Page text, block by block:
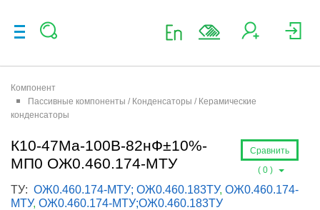
Компонент
Пассивные компоненты / Конденсаторы / Керамические
конденсаторы
К10-47Ма-100В-82нФ±10%-
МП0 ОЖ0.460.174-МТУ
Сравнить
( 0 )
ТУ: ОЖ0.460.174-МТУ; ОЖ0.460.183ТУ, ОЖ0.460.174-
МТУ, ОЖ0.460.174-МТУ;ОЖ0.460.183ТУ